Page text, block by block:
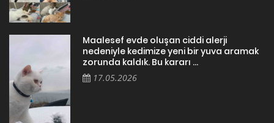
Maalesef evde oluşan ciddi alerji
nedeniyle kedimize yeni bir yuva aramak
zorunda kaldık. Bu kararı ...
17.05.2026